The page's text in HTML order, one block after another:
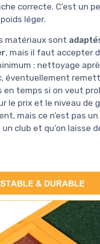
correcte. C’est un
léger.
matériaux sont
, mais il faut accepter
: nettoyage
éventuellement
en temps si on veut
le prix et le niveau de
mais ce n’est pas
un club et qu’on laisse